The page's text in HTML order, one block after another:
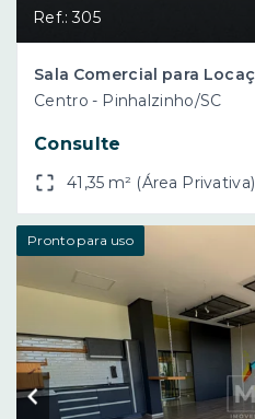
Ref.: 305
Centro - Pinhalzinho/SC
Consulte
41,35 m² (Área Privativa)
Pronto para uso